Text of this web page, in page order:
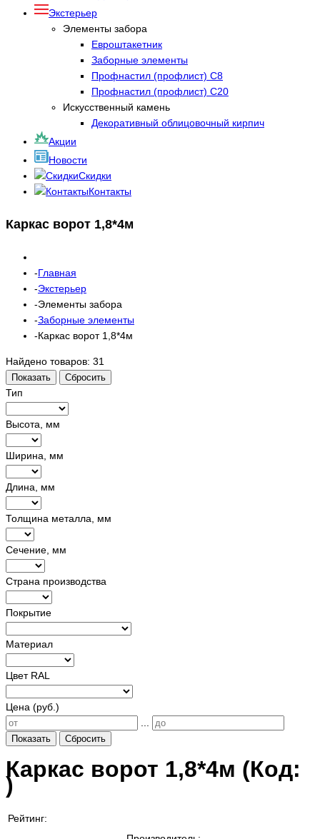
Экстерьер
Элементы забора
Евроштакетник
Заборные элементы
Профнастил (профлист) С8
Профнастил (профлист) С20
Искусственный камень
Декоративный облицовочный кирпич
Акции
Новости
Скидки
Контакты
Каркас ворот 1,8*4м
Главная
Экстерьер
Элементы забора
Заборные элементы
Каркас ворот 1,8*4м
Найдено товаров: 31
Показать Сбросить
Тип
Высота, мм
Ширина, мм
Длина, мм
Толщина металла, мм
Сечение, мм
Страна производства
Покрытие
Материал
Цвет RAL
Цена (руб.)
Показать Сбросить
Каркас ворот 1,8*4м (Код:
)
Рейтинг: